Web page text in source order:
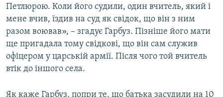
Петлюрою. Коли його судили, один вчитель, який і
мене вчив, їздив на суд як свідок, що він з ним
разом воював», ­– згадує Гарбуз. Пізніше його мати
ще пригадала тому свідкові, що він сам служив
офіцером у царській армії. Після чого той вчитель
втік до іншого села.
Як каже Гарбуз, попри те, що батька засудили на 10